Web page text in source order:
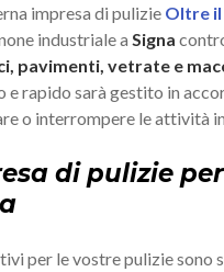
impresa di pulizie Oltre
industriale a Signa
pavimenti, vetrate e
e rapido sarà gestito in
o interrompere le attività
di pulizie
per le vostre pulizie sono